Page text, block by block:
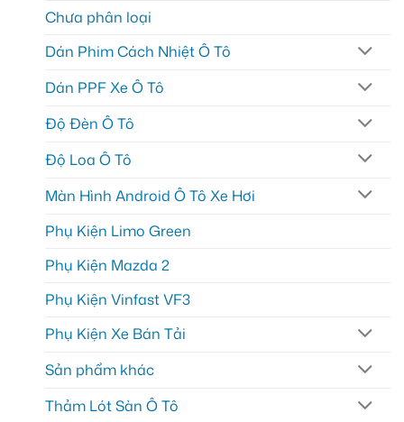
Chưa phân loại
Dán Phim Cách Nhiệt Ô Tô
Dán PPF Xe Ô Tô
Độ Đèn Ô Tô
Độ Loa Ô Tô
Màn Hình Android Ô Tô Xe Hơi
Phụ Kiện Limo Green
Phụ Kiện Mazda 2
Phụ Kiện Vinfast VF3
Phụ Kiện Xe Bán Tải
Sản phẩm khác
Thảm Lót Sàn Ô Tô